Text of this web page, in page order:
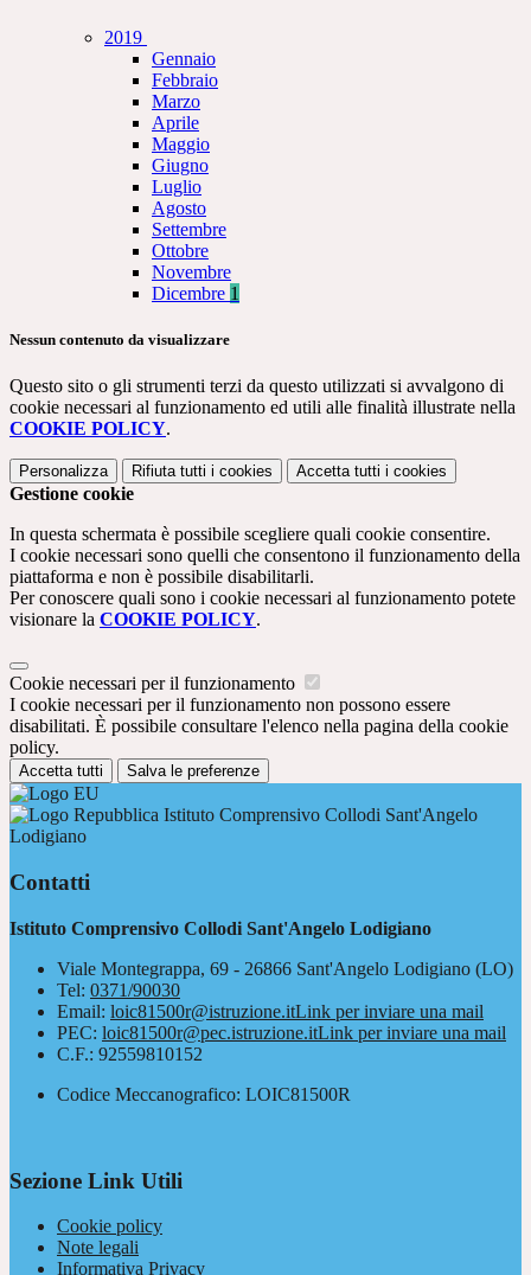
2019
Gennaio
Febbraio
Marzo
Aprile
Maggio
Giugno
Luglio
Agosto
Settembre
Ottobre
Novembre
Dicembre 1
Nessun contenuto da visualizzare
Questo sito o gli strumenti terzi da questo utilizzati si avvalgono di
cookie necessari al funzionamento ed utili alle finalità illustrate nella
COOKIE POLICY.
Personalizza Rifiuta tutti i cookies Accetta tutti i cookies
Gestione cookie
In questa schermata è possibile scegliere quali cookie consentire.
I cookie necessari sono quelli che consentono il funzionamento della
piattaforma e non è possibile disabilitarli.
Per conoscere quali sono i cookie necessari al funzionamento potete
visionare la COOKIE POLICY.
Cookie necessari per il funzionamento
I cookie necessari per il funzionamento non possono essere
disabilitati. È possibile consultare l'elenco nella pagina della cookie
policy.
Accetta tutti Salva le preferenze
Istituto Comprensivo Collodi Sant'Angelo
Lodigiano
Contatti
Istituto Comprensivo Collodi Sant'Angelo Lodigiano
Viale Montegrappa, 69 - 26866 Sant'Angelo Lodigiano (LO)
Tel: 0371/90030
Email: loic81500r@istruzione.itLink per inviare una mail
PEC: loic81500r@pec.istruzione.itLink per inviare una mail
C.F.: 92559810152
Codice Meccanografico: LOIC81500R
Sezione Link Utili
Cookie policy
Note legali
Informativa Privacy